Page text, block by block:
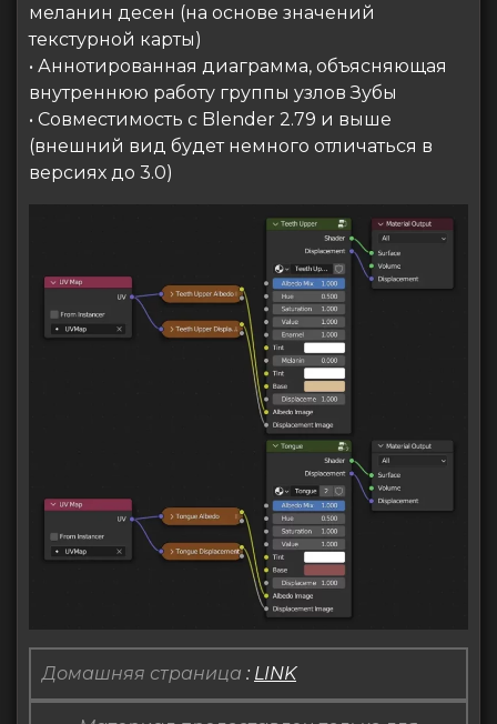
меланин десен (на основе значений
текстурной карты)
• Аннотированная диаграмма, объясняющая
внутреннюю работу группы узлов Зубы
• Совместимость с Blender 2.79 и выше
(внешний вид будет немного отличаться в
версиях до 3.0)
Домашняя страница : LINK